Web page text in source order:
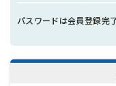
パスワードは会員登録完